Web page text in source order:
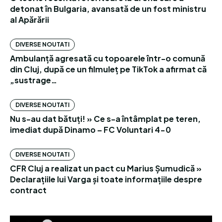
detonat în Bulgaria, avansată de un fost ministru
al Apărării
DIVERSE NOUTATI
Ambulanță agresată cu topoarele într-o comună
din Cluj, după ce un filmuleț pe TikTok a afirmat că
„sustrage…
DIVERSE NOUTATI
Nu s-au dat bătuți! » Ce s-a întâmplat pe teren,
imediat după Dinamo – FC Voluntari 4-0
DIVERSE NOUTATI
CFR Cluj a realizat un pact cu Marius Șumudică »
Declarațiile lui Varga și toate informațiile despre
contract